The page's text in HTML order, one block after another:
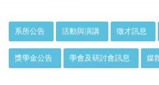
系所公告 活動與演講 徵才訊息
獎學金公告 學會及研討會訊息 媒